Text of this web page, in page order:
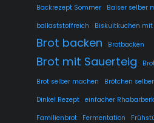
Backrezept Sommer
Baiser selber
ballaststoffreich
Biskuitkuchen mit
Brot backen Brotbacken
Brot mit Sauerteig
Brot selber machen
Brötchen
Dinkel Rezept
einfacher
Familienbrot
Fermentation